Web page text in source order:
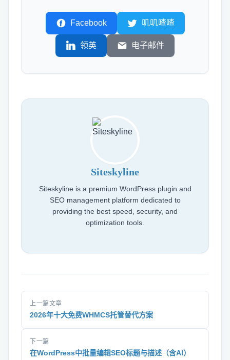
Facebook 叽叽喳喳
领英 电子邮件
Siteskyline
Siteskyline is a premium WordPress plugin and
SEO management platform dedicated to
providing the best speed, security, and
optimization tools.
上一篇文章
2026年十大免费WHMCS托管替代方案
下一篇
在WordPress中批量编辑SEO标题与描述（含AI）